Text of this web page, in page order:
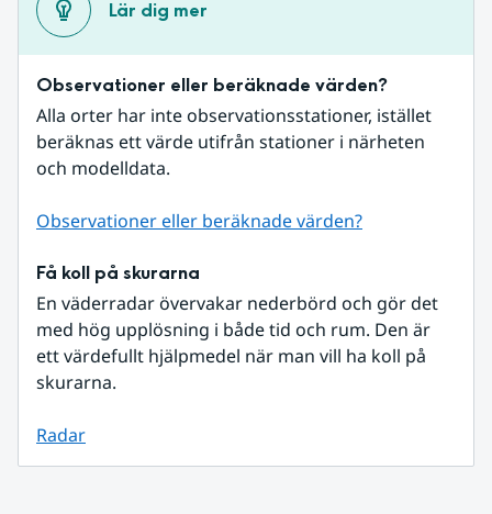
Lär dig mer
Observationer eller beräknade värden?
Alla orter har inte observationsstationer, istället
beräknas ett värde utifrån stationer i närheten
och modelldata.
Observationer eller beräknade värden?
Få koll på skurarna
En väderradar övervakar nederbörd och gör det
med hög upplösning i både tid och rum. Den är
ett värdefullt hjälpmedel när man vill ha koll på
skurarna.
Radar